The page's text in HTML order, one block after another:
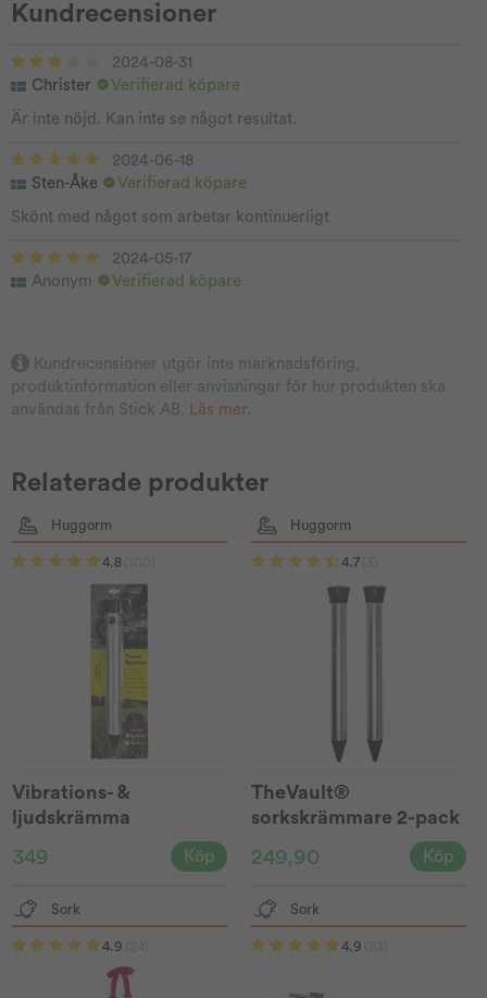
Kundrecensioner
2024-08-31
Christer
Verifierad köpare
Är inte nöjd. Kan inte se något resultat.
2024-06-18
Sten-Åke
Verifierad köpare
Skönt med något som arbetar kontinuerligt
2024-05-17
Anonym
Verifierad köpare
Kundrecensioner utgör inte marknadsföring,
produktinformation eller anvisningar för hur produkten ska
användas från Stick AB.
Läs mer
Relaterade produkter
Huggorm
4.8
Vibrations- &
ljudskrämma
349 Köp
Huggorm
4.7
TheVault®
sorkskrämmare 2-pack
249,90 Köp
Sork
4.9
Sork
4.9